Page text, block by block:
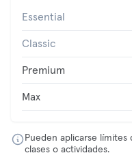
Essential
Classic
Premium
Max
Pueden aplicarse
clases o actividades.